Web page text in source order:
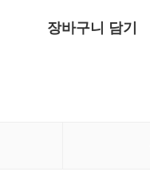
장바구니 담기